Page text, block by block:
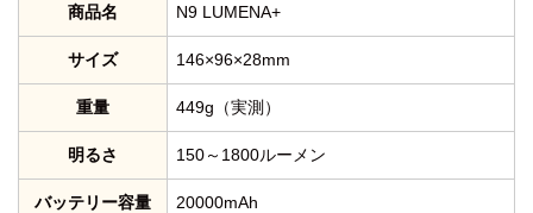
商品名 N9 LUMENA+
サイズ 146×96×28mm
重量 449g（実測）
明るさ 150～1800ルーメン
バッテリー容量 20000mAh